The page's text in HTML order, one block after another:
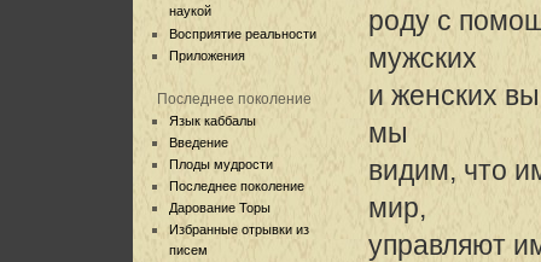
наукой
Восприятие реальности
Приложения
Последнее поколение
Язык каббалы
Введение
Плоды мудрости
Последнее поколение
Дарование Торы
Избранные отрывки из
писем
роду с
мужских
и женских
мы
видим, что
мир,
управляют